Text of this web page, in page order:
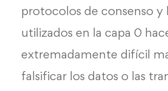
protocolos de consenso y
utilizados en la capa 0
extremadamente difícil
falsificar los datos o las